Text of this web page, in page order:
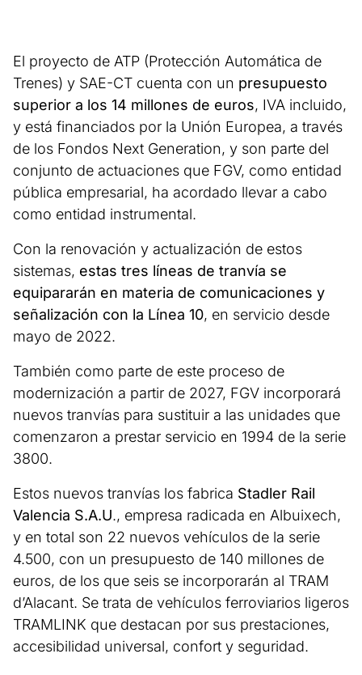
El proyecto de ATP (Protección Automática de
Trenes) y SAE-CT cuenta con un presupuesto
superior a los 14 millones de euros, IVA incluido,
y está financiados por la Unión Europea, a través
de los Fondos Next Generation, y son parte del
conjunto de actuaciones que FGV, como entidad
pública empresarial, ha acordado llevar a cabo
como entidad instrumental.
Con la renovación y actualización de estos
sistemas, estas tres líneas de tranvía se
equipararán en materia de comunicaciones y
señalización con la Línea 10, en servicio desde
mayo de 2022.
También como parte de este proceso de
modernización a partir de 2027, FGV incorporará
nuevos tranvías para sustituir a las unidades que
comenzaron a prestar servicio en 1994 de la serie
3800.
Estos nuevos tranvías los fabrica Stadler Rail
Valencia S.A.U., empresa radicada en Albuixech,
y en total son 22 nuevos vehículos de la serie
4.500, con un presupuesto de 140 millones de
euros, de los que seis se incorporarán al TRAM
d’Alacant. Se trata de vehículos ferroviarios ligeros
TRAMLINK que destacan por sus prestaciones,
accesibilidad universal, confort y seguridad.